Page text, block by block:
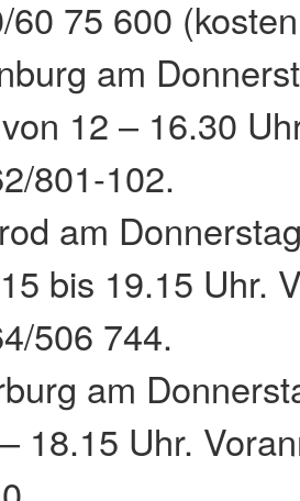
60 75 600
am
12 – 16.30
801-102.
am
bis 19.15 Uhr.
506 744.
am
18.15 Uhr.